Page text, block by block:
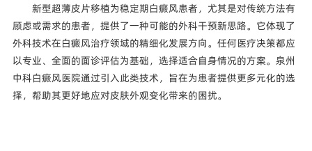
新型超薄皮片移植为稳定期白癜风患者，尤其是对传统方法有
顾虑或需求的患者，提供了一种可能的外科干预新思路。它体现了
外科技术在白癜风治疗领域的精细化发展方向。任何医疗决策都应
以专业、全面的面诊评估为基础，选择适合自身情况的方案。泉州
中科白癜风医院通过引入此类技术，旨在为患者提供更多元化的选
择，帮助其更好地应对皮肤外观变化带来的困扰。